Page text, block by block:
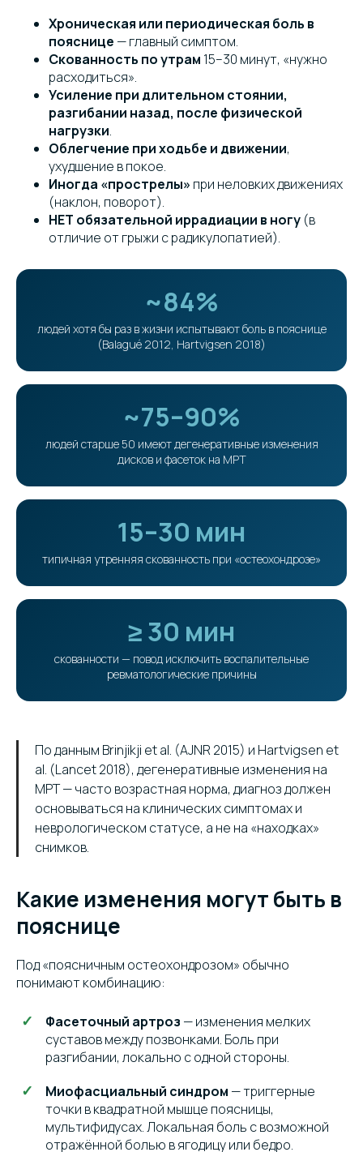
Хроническая или периодическая боль в
пояснице — главный симптом.
Скованность по утрам 15–30 минут, «нужно
расходиться».
Усиление при длительном стоянии,
разгибании назад, после физической
нагрузки.
Облегчение при ходьбе и движении,
ухудшение в покое.
Иногда «прострелы» при неловких движениях
(наклон, поворот).
НЕТ обязательной иррадиации в ногу (в
отличие от грыжи с радикулопатией).
~84%
людей хотя бы раз в жизни испытывают боль в пояснице
(Balagué 2012, Hartvigsen 2018)
~75–90%
людей старше 50 имеют дегенеративные изменения
дисков и фасеток на МРТ
15–30 мин
типичная утренняя скованность при «остеохондрозе»
≥ 30 мин
скованности — повод исключить воспалительные
ревматологические причины
По данным Brinjikji et al. (AJNR 2015) и Hartvigsen et
al. (Lancet 2018), дегенеративные изменения на
МРТ — часто возрастная норма, диагноз должен
основываться на клинических симптомах и
неврологическом статусе, а не на «находках»
снимков.
Какие изменения могут быть в
пояснице
Под «поясничным остеохондрозом» обычно
понимают комбинацию:
Фасеточный артроз — изменения мелких
суставов между позвонками. Боль при
разгибании, локально с одной стороны.
Миофасциальный синдром — триггерные
точки в квадратной мышце поясницы,
мультифидусах. Локальная боль с возможной
отражённой болью в ягодицу или бедро.